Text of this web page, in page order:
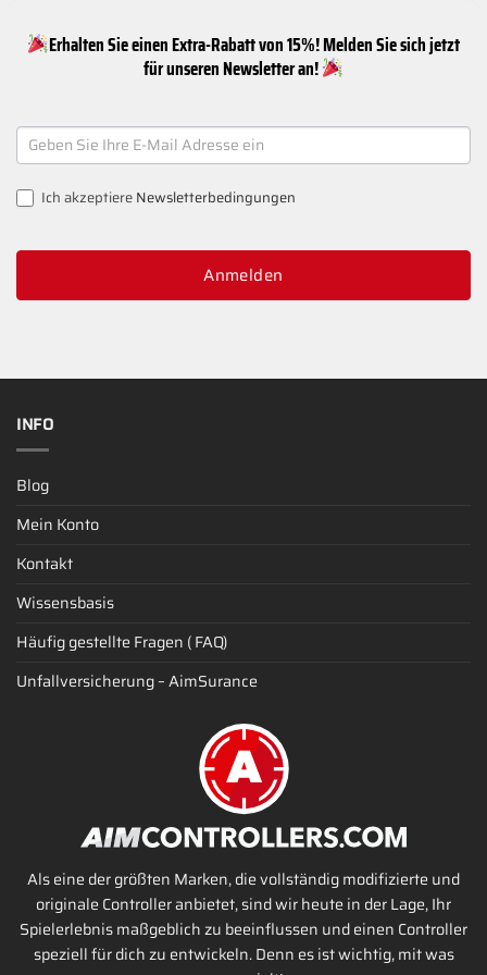
Erhalten Sie einen Extra-Rabatt von 15%! Melden Sie sich jetzt
für unseren Newsletter an!
NEWSLETTER
SIGNUP
Ich akzeptiereNewsletterbedingungen
Anmelden
INFO
Blog
Mein Konto
Kontakt
Wissensbasis
Häufig gestellte Fragen ( FAQ)
Unfallversicherung – AimSurance
Als eine der größten Marken, die vollständig modifizierte und
originale Controller anbietet, sind wir heute in der Lage, Ihr
Spielerlebnis maßgeblich zu beeinflussen und einen Controller
speziell für dich zu entwickeln. Denn es ist wichtig, mit was